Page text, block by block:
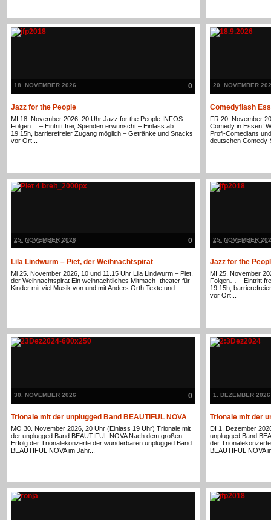
0
18. NOVEMBER 2026
Jazz for the People
MI 18. November 2026, 20 Uhr Jazz for the People INFOS
Folgen… – Eintritt frei, Spenden erwünscht – Einlass ab
19:15h, barrierefreier Zugang möglich – Getränke und Snacks
vor Ort...
20. NOVEMBER
Comedyflash
FR 20. November
Comedy in Essen!
Profi-Comedians
deutschen
0
25. NOVEMBER 2026
Lila Lindwurm – Piet, der Weihnachtspirat
Mi 25. November 2026, 10 und 11.15 Uhr Lila Lindwurm – Piet,
der Weihnachtspirat Ein weihnachtliches Mitmach- theater für
Kinder mit viel Musik von und mit Anders Orth Texte und...
25. NOVEMBER
Jazz for the
MI 25. November
Folgen… – Eintritt
19:15h,
vor Ort...
0
30. NOVEMBER 2026
Trionale mit der unplugged Band BEAUTIFUL NOVA
MO 30. November 2026, 20 Uhr (Einlass 19 Uhr) Trionale mit
der unplugged Band BEAUTIFUL NOVA Nach dem großen
Erfolg der Trionalekonzerte der wunderbaren unplugged Band
BEAUTIFUL NOVA im Jahr...
1. DEZEMBER 2026
Trionale mit der
DI 1. Dezember
unplugged Band
der
BEAUTIFUL NOVA